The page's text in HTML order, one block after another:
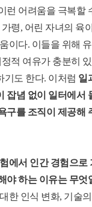
런 어려움을 극복할
령, 어린 자녀의 육
이다. 이들을 위해
적 여유가 충분히
기도 한다. 이처럼 일
잡념 없이 일터에서
구를 조직이 제공해
에서 인간 경험으로
야 하는 이유는 무엇
한 인식 변화, 기술